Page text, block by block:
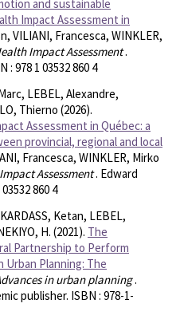
and sustainable
Impact Assessment in
VILIANI, Francesca, WINKLER,
Impact Assessment.
: 978 1 03532 860 4
LEBEL, Alexandre,
Thierno (2026).
Assessment in Québec: a
provincial, regional and local
Francesca, WINKLER, Mirko
Assessment. Edward
860 4
Ketan, LEBEL,
H. (2021). The
Partnership to Perform
Urban Planning: The
in urban planning.
publisher. ISBN : 978-1-